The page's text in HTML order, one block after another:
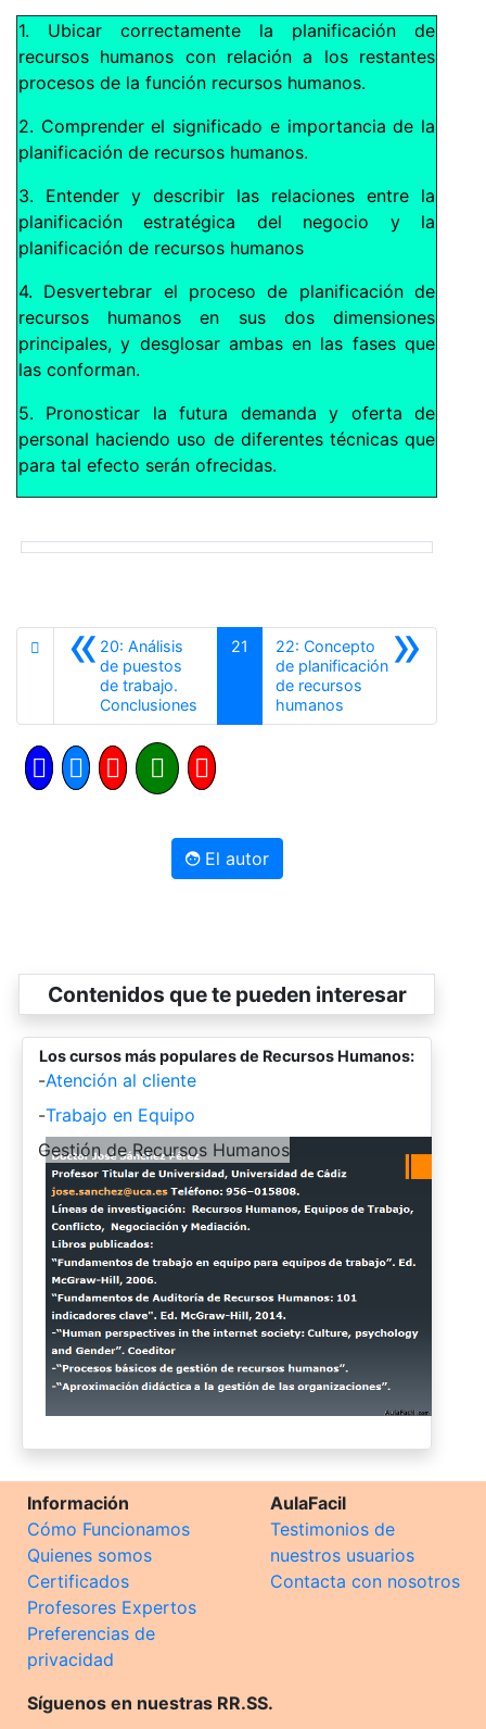
1. Ubicar correctamente la planificación de
recursos humanos con relación a los restantes
procesos de la función recursos humanos.
2. Comprender el significado e importancia de la
planificación de recursos humanos.
3. Entender y describir las relaciones entre la
planificación estratégica del negocio y la
planificación de recursos humanos
4. Desvertebrar el proceso de planificación de
recursos humanos en sus dos dimensiones
principales, y desglosar ambas en las fases que
las conforman.
5. Pronosticar la futura demanda y oferta de
personal haciendo uso de diferentes técnicas que
para tal efecto serán ofrecidas.
«20: Análisis
de puestos
de trabajo.
Conclusiones
21 »
22: Concepto
de planificación
de recursos
humanos
El autor
Contenidos que te pueden interesar
Los cursos más populares de Recursos Humanos:
-Atención al cliente
-Trabajo en Equipo
-
Gestión de Recursos Humanos
Información
Cómo Funcionamos
Quienes somos
Certificados
Profesores Expertos
Preferencias de
privacidad
AulaFacil
Testimonios de
nuestros usuarios
Contacta con nosotros
Síguenos en nuestras RR.SS.